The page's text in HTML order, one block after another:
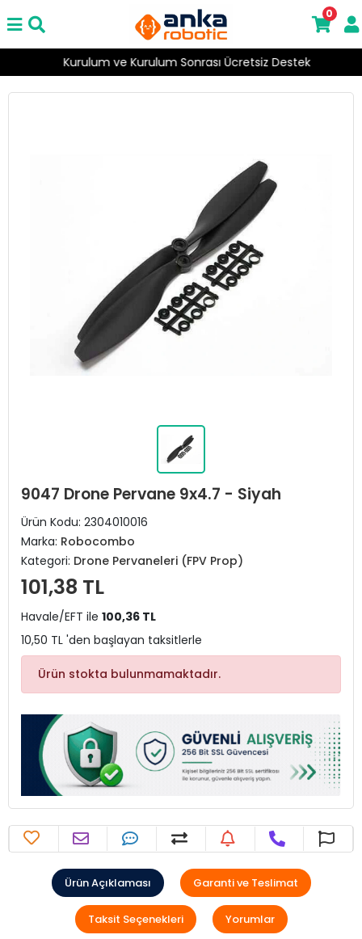
Kurulum ve Kurulum Sonrası Ücretsiz Destek
0
9047 Drone Pervane 9x4.7 - Siyah
Ürün Kodu: 2304010016
Marka: Robocombo
Kategori: Drone Pervaneleri (FPV Prop)
101,38 TL
Havale/EFT ile 100,36 TL
10,50 TL 'den başlayan taksitlerle
Ürün stokta bulunmamaktadır.
Ürün Açıklaması Garanti ve Teslimat
Taksit Seçenekleri Yorumlar